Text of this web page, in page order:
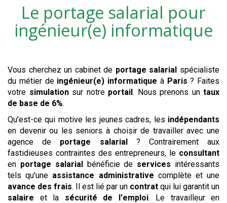
Le portage salarial pour
ingénieur(e) informatique
Vous cherchez un cabinet de portage salarial spécialiste
du métier de ingénieur(e) informatique à Paris ? Faites
votre simulation sur notre portail. Nous prenons un taux
de base de 6%.
Qu'est-ce qui motive les jeunes cadres, les indépendants
en devenir ou les seniors à choisir de travailler avec une
agence de portage salarial? Contrairement aux
fastidieuses contraintes des entrepreneurs, le consultant
en portage salarial bénéficie de services intéressants
tels qu'une assistance administrative complète et une
avance des frais. Il est lié par un contrat qui lui garantit un
salaire et la sécurité de l'emploi. Le travailleur en